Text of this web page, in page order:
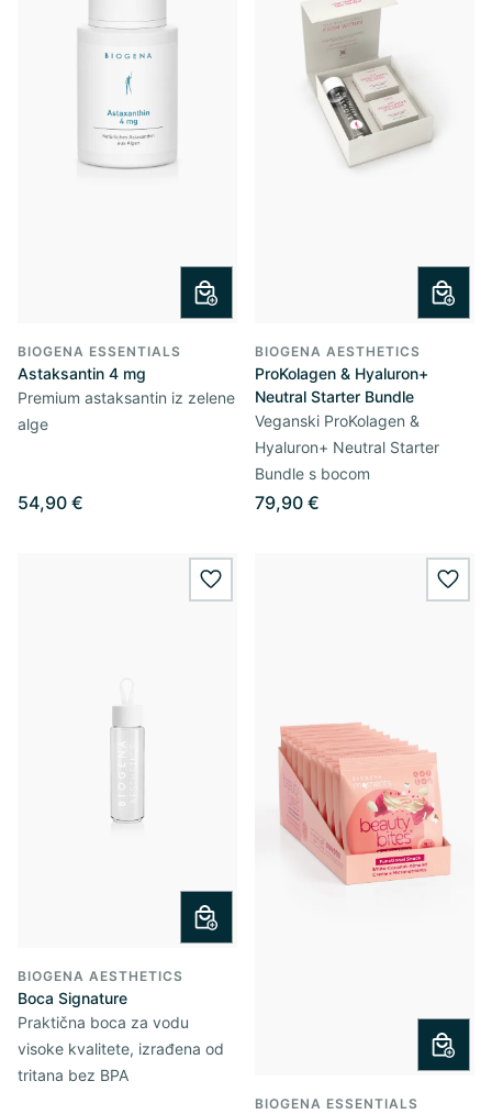
BIOGENA ESSENTIALS
Astaksantin 4 mg
Premium astaksantin iz zelene
alge
54,90 €
BIOGENA AESTHETICS
ProKolagen & Hyaluron+
Neutral Starter Bundle
Veganski ProKolagen &
Hyaluron+ Neutral Starter
Bundle s bocom
79,90 €
wishlist.add
BIOGENA AESTHETICS
Boca Signature
Praktična boca za vodu
visoke kvalitete, izrađena od
tritana bez BPA
BIOGENA ESSENTIALS